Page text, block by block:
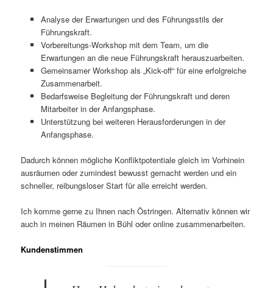
Analyse der Erwartungen und des Führungsstils der
Führungskraft.
Vorbereitungs-Workshop mit dem Team, um die
Erwartungen an die neue Führungskraft herauszuarbeiten.
Gemeinsamer Workshop als „Kick-off“ für eine erfolgreiche
Zusammenarbeit.
Bedarfsweise Begleitung der Führungskraft und deren
Mitarbeiter in der Anfangsphase.
Unterstützung bei weiteren Herausforderungen in der
Anfangsphase.
Dadurch können mögliche Konfliktpotentiale gleich im Vorhinein
ausräumen oder zumindest bewusst gemacht werden und ein
schneller, reibungsloser Start für alle erreicht werden.
Ich komme gerne zu Ihnen nach Östringen. Alternativ können wir
auch in meinen Räumen in Bühl oder online zusammenarbeiten.
Kundenstimmen